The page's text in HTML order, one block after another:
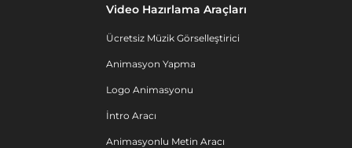
Video Hazırlama Araçları
Ücretsiz Müzik Görselleştirici
Animasyon Yapma
Logo Animasyonu
İntro Aracı
Animasyonlu Metin Aracı